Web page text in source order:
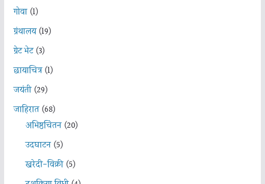
गोवा(1)
ग्रंथालय(19)
ग्रेट भेट(3)
छायाचित्र(1)
जयंती(29)
जाहिरात(68)
अभिष्ठचिंतन(20)
उदघाटन(5)
खरेदी-विक्री(5)